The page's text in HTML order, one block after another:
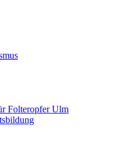
Folteropfer Ulm